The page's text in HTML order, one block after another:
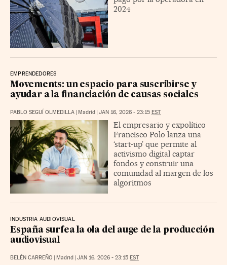
2024
EMPRENDEDORES
Movements: un espacio para suscribirse y
ayudar a la financiación de causas sociales
PABLO SEGUÍ OLMEDILLA Madrid JAN 16, 2026 - 23:15 EST
El empresario y expolítico
Francisco Polo lanza una
‘start-up’ que permite al
activismo digital captar
fondos y construir una
comunidad al margen de los
algoritmos
INDUSTRIA AUDIOVISUAL
España surfea la ola del auge de la producción
audiovisual
BELÉN CARREÑO Madrid JAN 16, 2026 - 23:15 EST